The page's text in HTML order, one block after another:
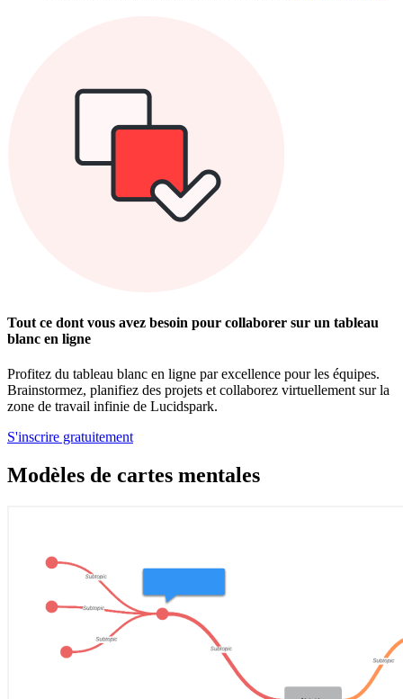
Tout ce dont vous avez besoin pour collaborer sur un tableau
blanc en ligne
Profitez du tableau blanc en ligne par excellence pour les équipes.
Brainstormez, planifiez des projets et collaborez virtuellement sur la
zone de travail infinie de Lucidspark.
S'inscrire gratuitement
Modèles de cartes mentales